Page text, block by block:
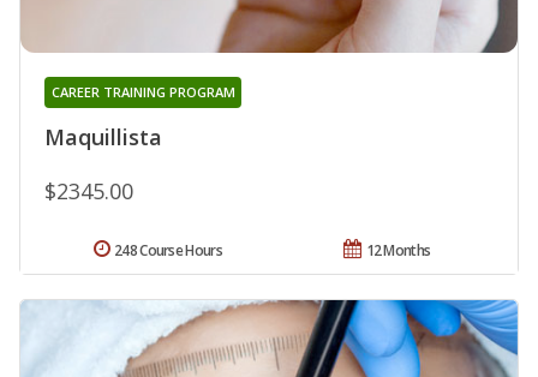
Maquillista
CAREER TRAINING PROGRAM
$2345.00
12 Months
248 Course Hours